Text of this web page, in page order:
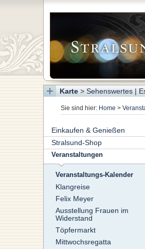
Karte> Sehenswertes|
Sie sind hier: Home >
Einkaufen & Genießen
Stralsund-Shop
Veranstaltungen
Veranstaltungs-Kalender
Klangreise
Felix Meyer
Ausstellung Frauen im
Widerstand
Töpfermarkt
Mittwochsregatta